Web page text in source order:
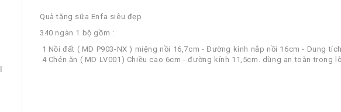
Quà tặng sữa Enfa siêu đẹp
340 ngàn 1 bộ gồm :
1 Nồi đất ( MD P903-NX ) miệng nồi 16,7cm - Đường kính nắp nồi 16cm - Dung
4 Chén ăn ( MD LV001) Chiều cao 6cm - đường kính 11,5cm. dùng an toàn trong